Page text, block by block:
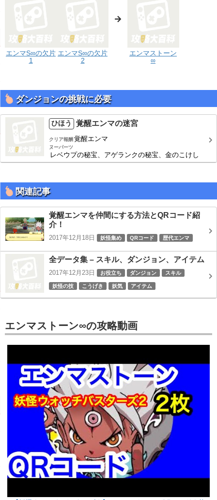
エンマS∞の欠片
1
エンマS∞の欠片
2
エンマストーン
∞
ダンジョンの挑戦に必要
ひほう 覚醒エンマの迷宮
クリア報酬 覚醒エンマ
ヌーパーツ
レベウプの秘宝、アゲランクの秘宝、金のこけし
関連記事
覚醒エンマを仲間にする方法とQRコード紹
介！
2017年12月18日 妖怪集め QRコード 歴代エンマ
全データ集 – スキル、ダンジョン、アイテム
2017年12月23日 お役立ち ダンジョン スキル
妖怪の技 こうげき 妖気 アイテム
エンマストーン∞の攻略動画